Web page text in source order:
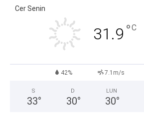
Cer Senin
31.9 °C
42% 7.1m/s
S
33°
D
30°
LUN
30°